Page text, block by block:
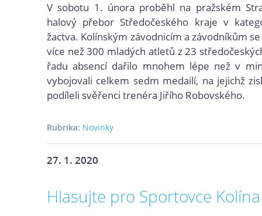
V sobotu 1. února proběhl na pražském
halový přebor Středočeského kraje v
žactva. Kolínským závodnicím a závodníkům
více než 300 mladých atletů z 23
řadu absencí dařilo mnohem lépe než v
vybojovali celkem sedm medailí, na jejichž
podíleli svěřenci trenéra Jiřího Robovského.
Rubrika: Novinky
27. 1. 2020
Hlasujte pro Sportovce